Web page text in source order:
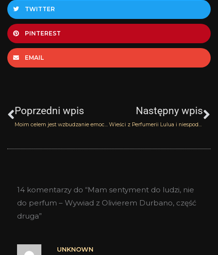
TWITTER
PINTEREST
EMAIL
Poprzedni wpis
Moim celem jest wzbudzanie emocji – Wywiad z Olivierem Durbano, część pierwsza
Następny wpis
Wieści z Perfumerii Lulua i niespodzianki dla Was
14 komentarzy do “Mam sentyment do ludzi, nie
do perfum – Wywiad z Olivierem Durbano, część
druga”
UNKNOWN